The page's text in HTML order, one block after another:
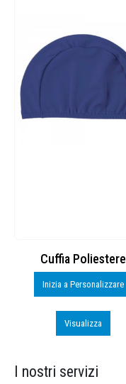
Cuffia Poliestere
Inizia a Personalizzare
Visualizza
I nostri servizi